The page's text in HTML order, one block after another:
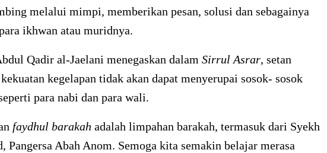
melalui mimpi, memberikan pesan, solusi dan sebagainya
ikhwan atau muridnya.
Qadir al-Jaelani menegaskan dalam Sirrul Asrar, setan
kegelapan tidak akan dapat menyerupai sosok- sosok
para nabi dan para wali.
faydhul barakah adalah limpahan barakah, termasuk dari Syekh
Pangersa Abah Anom. Semoga kita semakin belajar merasa